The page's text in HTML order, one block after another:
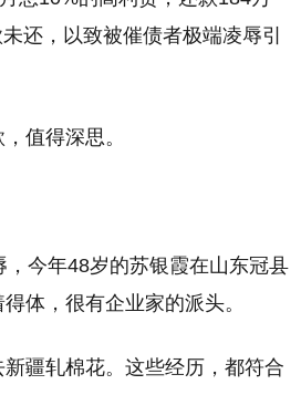
还，以致被催债者极端凌辱引
值得深思。
今年48岁的苏银霞在山东冠县
体，很有企业家的派头。
疆轧棉花。这些经历，都符合